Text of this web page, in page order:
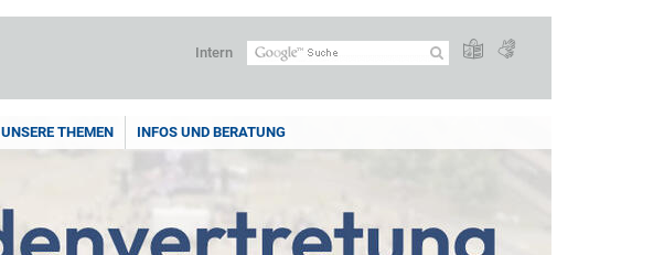
Intern
UNSERE THEMEN INFOS UND BERATUNG